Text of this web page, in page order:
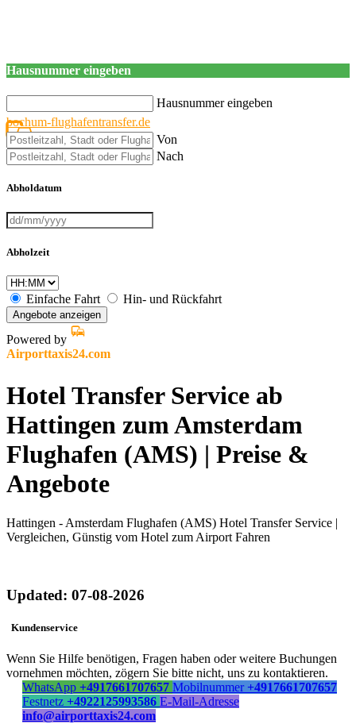
Hausnummer eingeben
Hausnummer eingeben
bochum-flughafentransfer.de
Von
Nach
Abholdatum
Abholzeit
Einfache Fahrt Hin- und Rückfahrt
Angebote anzeigen
Powered by
Airporttaxis24.com
Hotel Transfer Service ab
Hattingen zum Amsterdam
Flughafen (AMS) | Preise &
Angebote
Hattingen - Amsterdam Flughafen (AMS) Hotel Transfer Service |
Vergleichen, Günstig vom Hotel zum Airport Fahren
Updated: 07-08-2026
Kundenservice
Wenn Sie Hilfe benötigen, Fragen haben oder weitere Buchungen
vornehmen möchten, zögern Sie bitte nicht, uns zu kontaktieren.
WhatsApp +4917661707657 Mobilnummer +4917661707657
Festnetz +4922125993586 E-Mail-Adresse
info@airporttaxis24.com